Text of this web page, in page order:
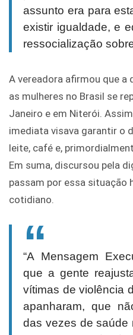
assunto era para
existir igualdade, e
ressocialização
A vereadora afirmou que a
as mulheres no Brasil se
Janeiro e em Niterói.
imediata visava garantir o
leite, café e,
Em suma, discursou pela
passam por essa situação
cotidiano.
“A Mensagem
que a gente
vítimas de violência
apanharam, que
das vezes de saúde